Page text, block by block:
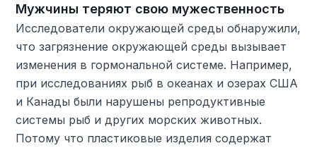
Мужчины теряют свою мужественность
Исследователи окружающей среды обнаружили,
что загрязнение окружающей среды вызывает
изменения в гормональной системе. Например,
при исследованиях рыб в океанах и озерах США
и Канады были нарушены репродуктивные
системы рыб и других морских животных.
Потому что пластиковые изделия содержат